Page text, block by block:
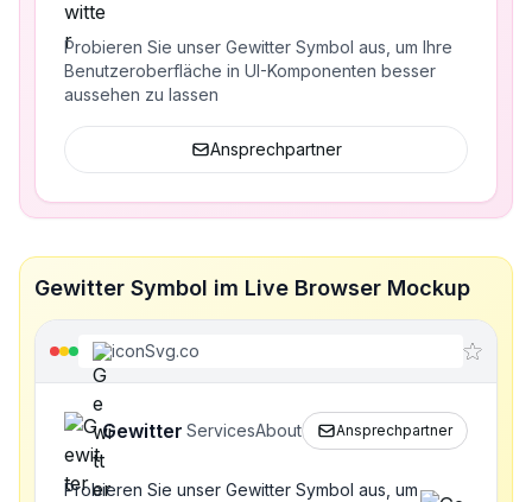
Probieren Sie unser Gewitter Symbol aus, um Ihre
Benutzeroberfläche in UI-Komponenten besser
aussehen zu lassen
Ansprechpartner
Gewitter Symbol im Live Browser Mockup
iconSvg.co
Gewitter ServicesAbout Ansprechpartner
Probieren Sie unser Gewitter Symbol aus, um